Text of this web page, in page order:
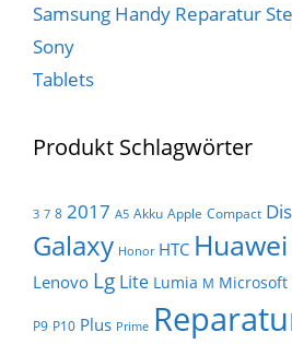
Samsung Handy Reparatur
Sony
Tablets
Produkt Schlagwörter
3 7 8 2017 A5 Akku Apple Compact
Galaxy Honor HTC Huawei
Lenovo Lg Lite Lumia M Microsoft
P9 P10 Plus Prime